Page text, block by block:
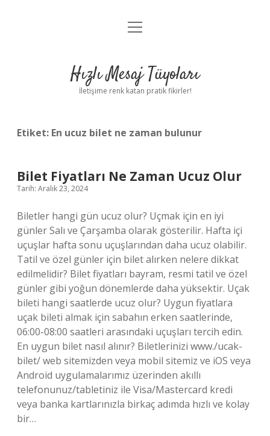
Anasayfa
Yasal Uyarı
menüyü
Hızlı Mesaj Tüyoları
İletişime renk katan pratik fikirler!
Etiket: En ucuz bilet ne zaman bulunur
Bilet Fiyatları Ne Zaman Ucuz Olur
Tarih: Aralık 23, 2024
Biletler hangi gün ucuz olur? Uçmak için en iyi
günler Salı ve Çarşamba olarak gösterilir. Hafta içi
uçuşlar hafta sonu uçuşlarından daha ucuz olabilir.
Tatil ve özel günler için bilet alırken nelere dikkat
edilmelidir? Bilet fiyatları bayram, resmi tatil ve özel
günler gibi yoğun dönemlerde daha yüksektir. Uçak
bileti hangi saatlerde ucuz olur? Uygun fiyatlara
uçak bileti almak için sabahın erken saatlerinde,
06:00-08:00 saatleri arasındaki uçuşları tercih edin.
En uygun bilet nasıl alınır? Biletlerinizi www./ucak-
bilet/ web sitemizden veya mobil sitemiz ve iOS veya
Android uygulamalarımız üzerinden akıllı
telefonunuz/tabletiniz ile Visa/Mastercard kredi
veya banka kartlarınızla birkaç adımda hızlı ve kolay
bir…